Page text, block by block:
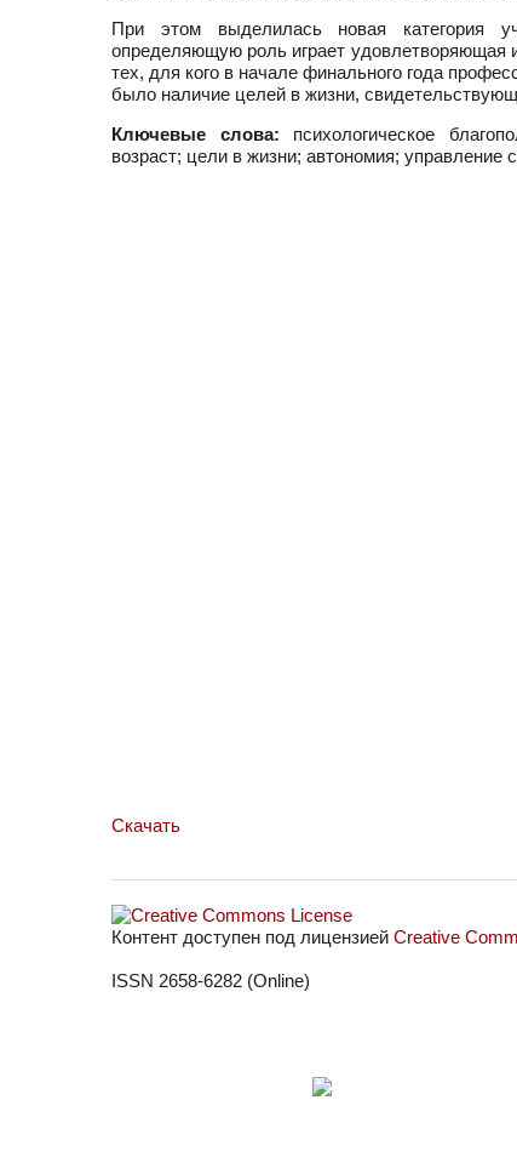
При этом выделилась новая категория
определяющую роль играет удовлетворяющая
тех, для кого в начале финального года
было наличие целей в жизни,
Ключевые слова: психологическое
возраст; цели в жизни; автономия;
Скачать
Контент доступен под лицензией Creative
ISSN 2658-6282 (Online)